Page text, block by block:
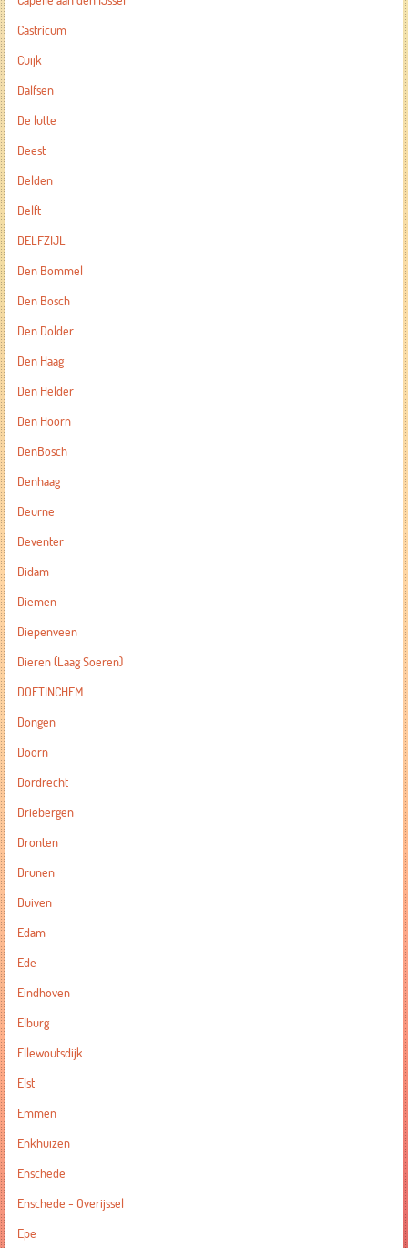
Castricum
Cuijk
Dalfsen
De lutte
Deest
Delden
Delft
DELFZIJL
Den Bommel
Den Bosch
Den Dolder
Den Haag
Den Helder
Den Hoorn
DenBosch
Denhaag
Deurne
Deventer
Didam
Diemen
Diepenveen
Dieren (Laag Soeren)
DOETINCHEM
Dongen
Doorn
Dordrecht
Driebergen
Dronten
Drunen
Duiven
Edam
Ede
Eindhoven
Elburg
Ellewoutsdijk
Elst
Emmen
Enkhuizen
Enschede
Enschede - Overijssel
Epe